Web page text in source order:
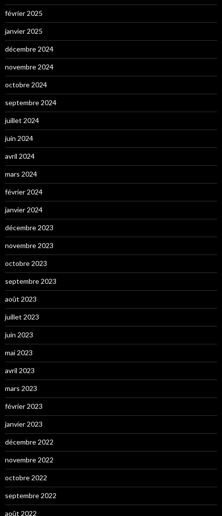
février 2025
janvier 2025
décembre 2024
novembre 2024
octobre 2024
septembre 2024
juillet 2024
juin 2024
avril 2024
mars 2024
février 2024
janvier 2024
décembre 2023
novembre 2023
octobre 2023
septembre 2023
août 2023
juillet 2023
juin 2023
mai 2023
avril 2023
mars 2023
février 2023
janvier 2023
décembre 2022
novembre 2022
octobre 2022
septembre 2022
août 2022